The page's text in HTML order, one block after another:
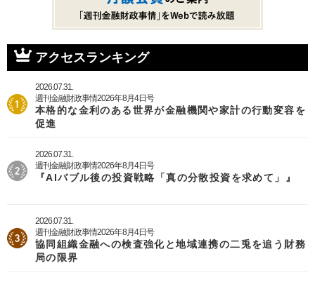
ペ
ー
ジ
アクセスランキング
2026.07.31.
週刊金融財政事情2026年8月4日号
本格的な金利のある世界が金融機関や家計の行動変容を
促進
2026.07.31.
週刊金融財政事情2026年8月4日号
『AIバブル後の投資戦略「真の分散投資を求めて」』
2026.07.31.
週刊金融財政事情2026年8月4日号
協同組織金融への検査強化と地域連携の二兎を追う財務
局の限界